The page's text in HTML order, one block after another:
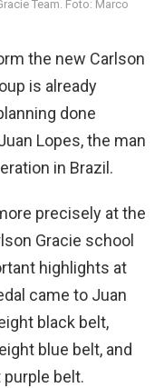
Team. Foto: Marco
the new Carlson
is already
done
Lopes, the man
in Brazil.
precisely at the
Gracie school
highlights at
came to Juan
black belt,
blue belt, and
purple belt.